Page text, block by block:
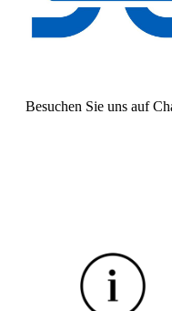
Besuchen Sie uns auf